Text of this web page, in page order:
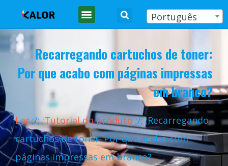
Português
Recarregando cartuchos de toner:
Por que acabo com páginas impressas
em branco?
Lar ;/; ;Tutorial do produto ;/; ;Recarregando
cartuchos de toner: Por que acabo com
páginas impressas em branco?